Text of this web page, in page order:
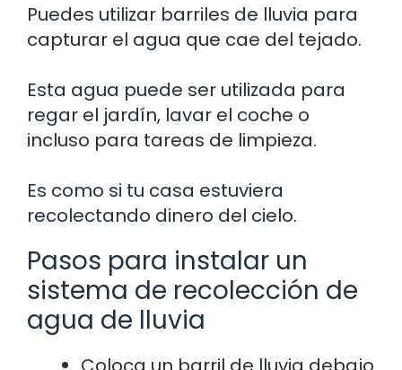
Puedes utilizar barriles de lluvia para
capturar el agua que cae del tejado.
Esta agua puede ser utilizada para
regar el jardín, lavar el coche o
incluso para tareas de limpieza.
Es como si tu casa estuviera
recolectando dinero del cielo.
Pasos para instalar un
sistema de recolección de
agua de lluvia